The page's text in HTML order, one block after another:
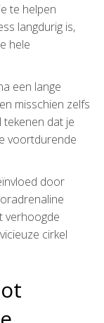
te helpen
langdurig is,
hele
een lange
misschien zelfs
tekenen dat je
voortdurende
door
verhoogde
cirkel